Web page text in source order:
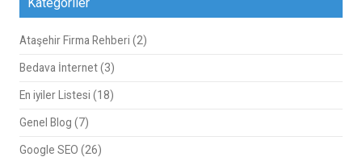
Ataşehir Firma Rehberi (2)
Bedava İnternet(3)
En iyiler Listesi (18)
Genel Blog (7)
Google SEO (26)